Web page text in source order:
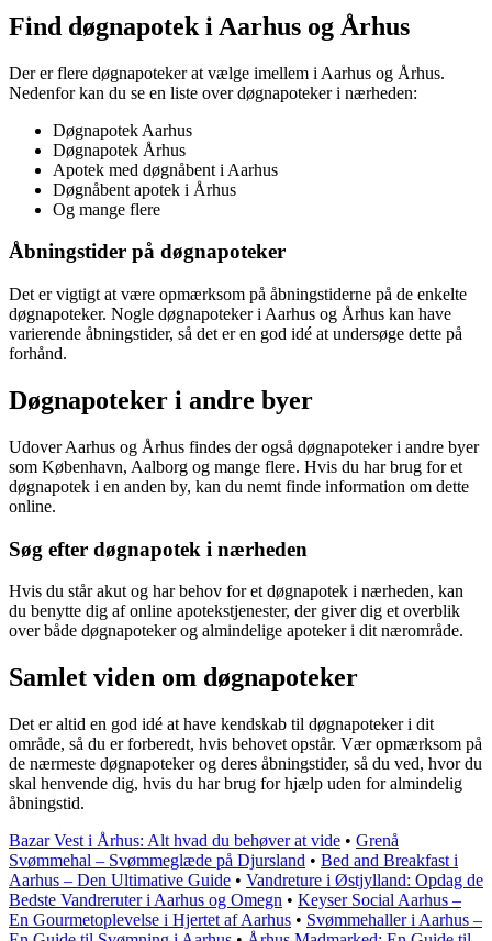
Find døgnapotek i Aarhus og Århus
Der er flere døgnapoteker at vælge imellem i Aarhus og Århus.
Nedenfor kan du se en liste over døgnapoteker i nærheden:
Døgnapotek Aarhus
Døgnapotek Århus
Apotek med døgnåbent i Aarhus
Døgnåbent apotek i Århus
Og mange flere
Åbningstider på døgnapoteker
Det er vigtigt at være opmærksom på åbningstiderne på de enkelte
døgnapoteker. Nogle døgnapoteker i Aarhus og Århus kan have
varierende åbningstider, så det er en god idé at undersøge dette på
forhånd.
Døgnapoteker i andre byer
Udover Aarhus og Århus findes der også døgnapoteker i andre byer
som København, Aalborg og mange flere. Hvis du har brug for et
døgnapotek i en anden by, kan du nemt finde information om dette
online.
Søg efter døgnapotek i nærheden
Hvis du står akut og har behov for et døgnapotek i nærheden, kan
du benytte dig af online apotekstjenester, der giver dig et overblik
over både døgnapoteker og almindelige apoteker i dit nærområde.
Samlet viden om døgnapoteker
Det er altid en god idé at have kendskab til døgnapoteker i dit
område, så du er forberedt, hvis behovet opstår. Vær opmærksom på
de nærmeste døgnapoteker og deres åbningstider, så du ved, hvor du
skal henvende dig, hvis du har brug for hjælp uden for almindelig
åbningstid.
Bazar Vest i Århus: Alt hvad du behøver at vide • Grenå
Svømmehal – Svømmeglæde på Djursland • Bed and Breakfast i
Aarhus – Den Ultimative Guide • Vandreture i Østjylland: Opdag de
Bedste Vandreruter i Aarhus og Omegn • Keyser Social Aarhus –
En Gourmetoplevelse i Hjertet af Aarhus • Svømmehaller i Aarhus –